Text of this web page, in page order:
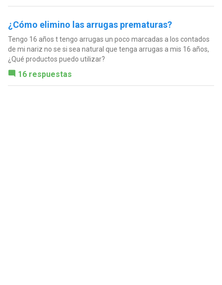
¿Cómo elimino las arrugas prematuras?
Tengo 16 años t tengo arrugas un poco marcadas a los contados
de mi nariz no se si sea natural que tenga arrugas a mis 16 años,
¿Qué productos puedo utilizar?
16 respuestas